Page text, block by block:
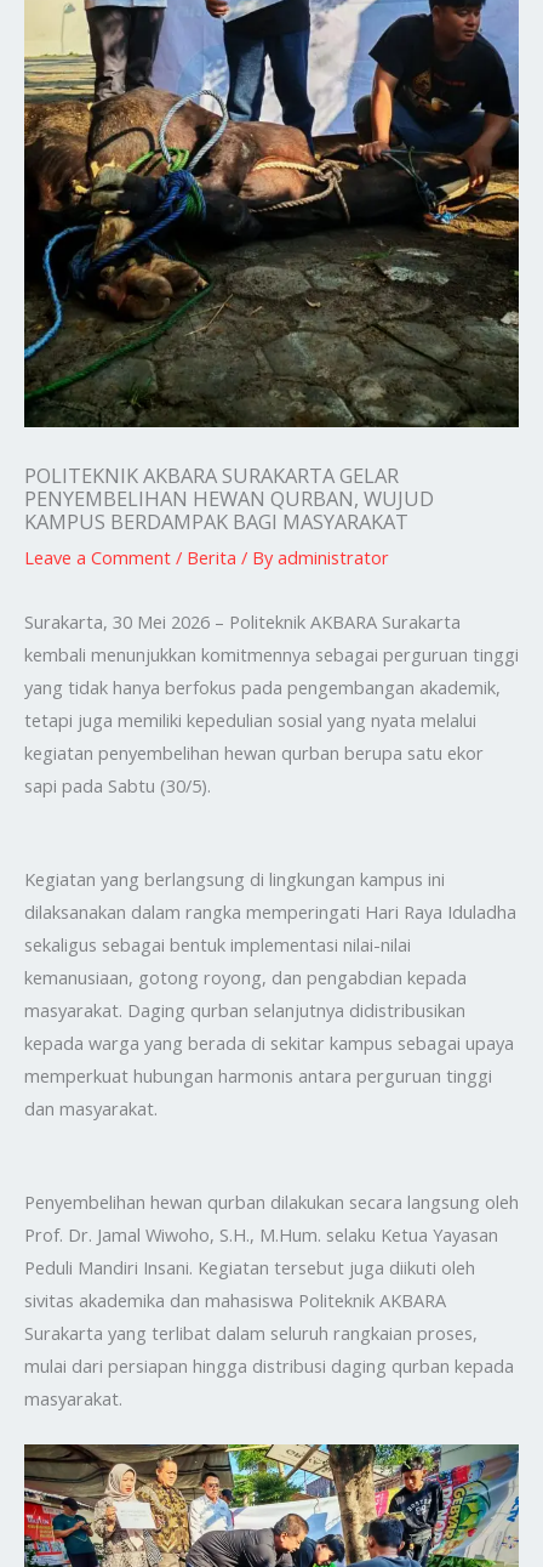
POLITEKNIK AKBARA SURAKARTA GELAR
PENYEMBELIHAN HEWAN QURBAN, WUJUD
KAMPUS BERDAMPAK BAGI MASYARAKAT
Leave a Comment / Berita / Byadministrator
Surakarta, 30 Mei 2026 – Politeknik AKBARA Surakarta
kembali menunjukkan komitmennya sebagai perguruan tinggi
yang tidak hanya berfokus pada pengembangan akademik,
tetapi juga memiliki kepedulian sosial yang nyata melalui
kegiatan penyembelihan hewan qurban berupa satu ekor
sapi pada Sabtu (30/5).
Kegiatan yang berlangsung di lingkungan kampus ini
dilaksanakan dalam rangka memperingati Hari Raya Iduladha
sekaligus sebagai bentuk implementasi nilai-nilai
kemanusiaan, gotong royong, dan pengabdian kepada
masyarakat. Daging qurban selanjutnya didistribusikan
kepada warga yang berada di sekitar kampus sebagai upaya
memperkuat hubungan harmonis antara perguruan tinggi
dan masyarakat.
Penyembelihan hewan qurban dilakukan secara langsung oleh
Prof. Dr. Jamal Wiwoho, S.H., M.Hum. selaku Ketua Yayasan
Peduli Mandiri Insani. Kegiatan tersebut juga diikuti oleh
sivitas akademika dan mahasiswa Politeknik AKBARA
Surakarta yang terlibat dalam seluruh rangkaian proses,
mulai dari persiapan hingga distribusi daging qurban kepada
masyarakat.